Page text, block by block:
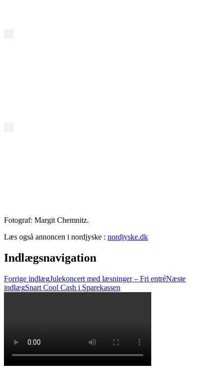
Fotograf: Margit Chemnitz.
Læs også annoncen i nordjyske : nordjyske.dk
Indlægsnavigation
Forrige indlægJulekoncert med læsninger – Fri entréNæste
indlægSnart Cool Cash i Sparekassen